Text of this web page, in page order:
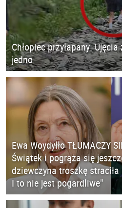
Chłopiec przyłapany.
jedno
Ewa Woydyłło TŁUMACZY
Świątek i pogrąża się
dziewczyna troszkę
I to nie jest pogardliwe"